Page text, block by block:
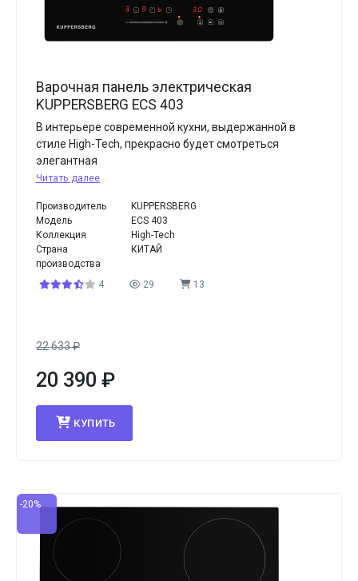
Варочная панель электрическая
KUPPERSBERG ECS 403
В интерьере современной кухни, выдержанной в
стиле High-Tech, прекрасно будет смотреться
элегантная
Читать далее
Производитель
KUPPERSBERG
Модель
ECS 403
Коллекция
High-Tech
Страна
производства
КИТАЙ
4 29 13
22 633₽
20 390 ₽
КУПИТЬ
-20%